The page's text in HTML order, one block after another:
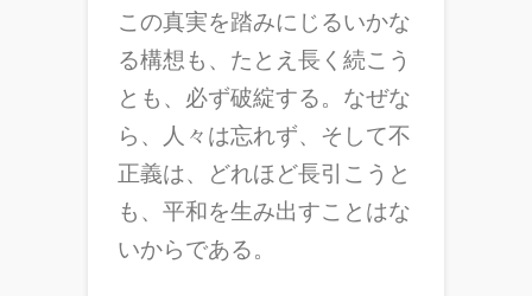
この真実を踏みにじるいかな
る構想も、たとえ長く続こう
とも、必ず破綻する。なぜな
ら、人々は忘れず、そして不
正義は、どれほど長引こうと
も、平和を生み出すことはな
いからである。